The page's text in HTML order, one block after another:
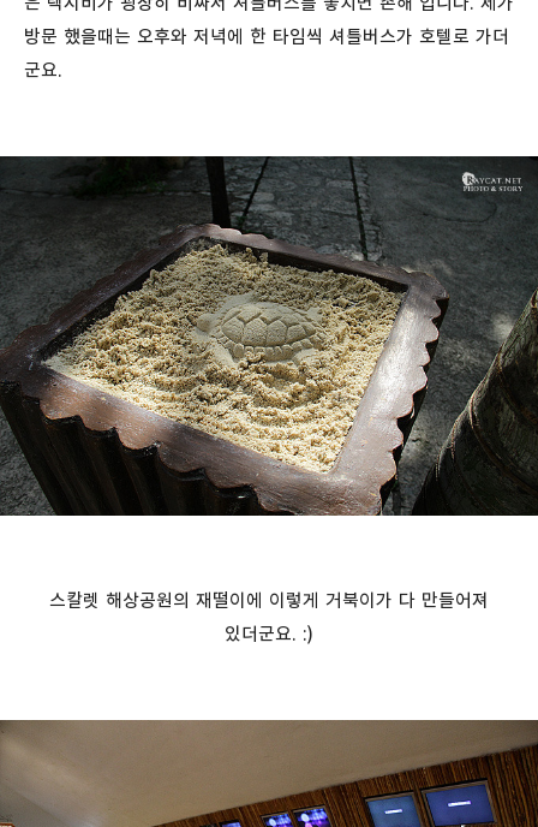
방문 했을때는 오후와 저녁에 한 타임씩 셔틀버스가 호텔로 가더
군요.
스칼렛 해상공원의 재떨이에 이렇게 거북이가 다 만들어져
있더군요. :)